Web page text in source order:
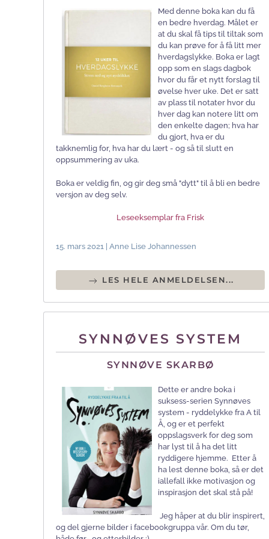
Med denne boka kan du få
en bedre hverdag. Målet er
at du skal få tips til tiltak som
du kan prøve for å få litt mer
hverdagslykke. Boka er lagt
opp som en slags dagbok
hvor du får et nytt forslag til
øvelse hver uke. Det er satt
av plass til notater hvor du
hver dag kan notere litt om
den enkelte dagen; hva har
du gjort, hva er du
takknemlig for, hva har du lært - og så til slutt en
oppsummering av uka.
Boka er veldig fin, og gir deg små "dytt" til å bli en bedre
versjon av deg selv.
Leseeksemplar fra Frisk
15. mars 2021 | Anne Lise Johannessen
LES HELE ANMELDELSEN...
SYNNØVES SYSTEM
SYNNØVE SKARBØ
Dette er andre boka i
suksess-serien Synnøves
system - ryddelykke fra A til
Å, og er et perfekt
oppslagsverk for deg som
har lyst til å ha det litt
ryddigere hjemme. Etter å
ha lest denne boka, så er det
iallefall ikke motivasjon og
inspirasjon det skal stå på!
Jeg håper at du blir inspirert,
og del gjerne bilder i facebookgruppa vår. Om du tør,